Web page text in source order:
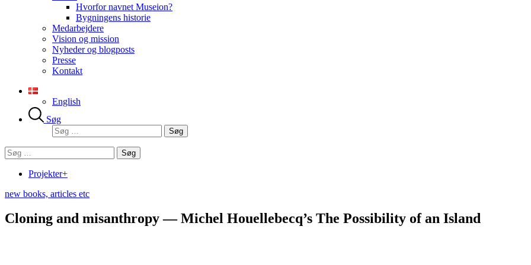
Hvorfor navnet Museion?
Bygningens historie
Medarbejdere
Vision og mission
Nyheder og blogposts
Presse
Kontakt
English
Søg
Søg
efter:
Søg
efter:
Projekter+
new books, articles etc
Cloning and misanthropy — Michel Houellebecq’s The Possibility of an Island